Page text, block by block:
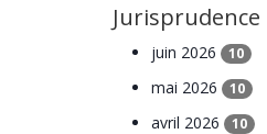
Jurisprudence
juin 2026 10
mai 2026 10
avril 2026 10